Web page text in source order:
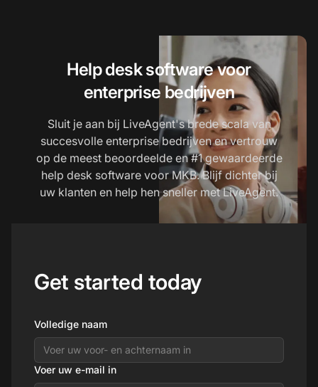
Help desk software voor
enterprise bedrijven
Sluit je aan bij LiveAgent's brede scala van
succesvolle enterprise bedrijven en vertrouw
op de meest beoordeelde en #1 gewaardeerde
help desk software voor MKB. Blijf dichter bij
uw klanten en help hen sneller met LiveAgent.
Get started today
Volledige naam
Voer uw e-mail in